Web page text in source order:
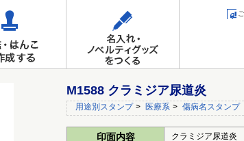
M1588 クラミジア尿道炎
用途別スタンプ > 医療系 > 傷病名スタンプ
印面内容 クラミジア尿道炎